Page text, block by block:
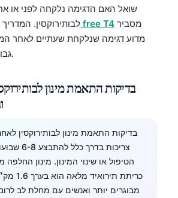
שואל האם הדגימה נלקחה לפני או
לבותירוקסין. המדריך רמות free T4
מדוע דגימה שנלקחת שעתיים לאחר
גבוהה באופן מלאכותי.
בדיקות התאמת מינון
בדיקות התאמת מינון לבותירוקסין
צריכות
הטיפול או שינוי המינון. מינון
כריתת
מבוגרים יותר ואנשים עם מחלת לב